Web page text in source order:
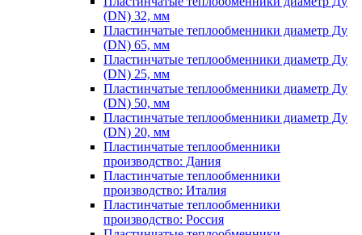
(DN) 32, мм
Пластинчатые теплообменники диаметр Ду
(DN) 65, мм
Пластинчатые теплообменники диаметр Ду
(DN) 25, мм
Пластинчатые теплообменники диаметр Ду
(DN) 50, мм
Пластинчатые теплообменники диаметр Ду
(DN) 20, мм
Пластинчатые теплообменники
производство: Дания
Пластинчатые теплообменники
производство: Италия
Пластинчатые теплообменники
производство: Россия